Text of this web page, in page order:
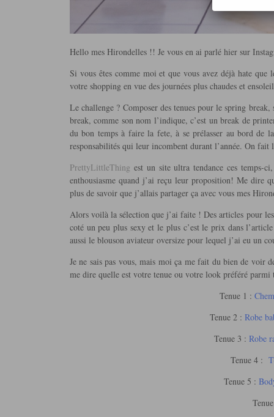
Hello mes Hirondelles !! Je vous en ai parlé hier sur
Si vous êtes comme moi et que vous avez déjà hate que
votre shopping en vue des journées plus chaudes et
Le challenge ? Composer des tenues pour le spring
break, comme son nom l’indique, c’est un break de
du bon temps à faire la fete, à se prélasser au bord de
responsabilités qui leur incombent durant l’année. On
PrettyLittleThing est un site ultra tendance ces temps-
enthousiasme quand j’ai reçu leur proposition! Me dire
plus de savoir que j’allais partager ça avec vous mes
Alors voilà la sélection que j’ai faite ! Des articles pour
coté un peu plus sexy et le plus c’est le prix dans
aussi le blouson aviateur oversize pour lequel j’ai eu un
Je ne sais pas vous, mais moi ça me fait du bien de voir
me dire quelle est votre tenue ou votre look préféré parmi
Tenue 1 :
Tenue 2 : Robe
Tenue 3 : Robe
Tenue 4 :
Tenue 5 :